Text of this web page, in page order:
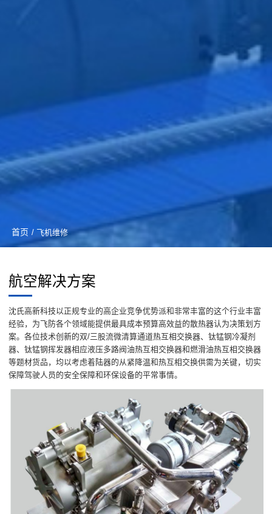
首页 / 飞机维修
航空解决方案
沈氏高新科技以正规专业的高企业竞争优势派和非常丰富的这个行业丰富
经验，为飞防各个领域能提供最具成本预算高效益的散热器认为决策划方
案。各位技术创新的双/三股流微清算通道热互相交换器、钛锰钢冷凝剂
器、钛锰钢挥发器相应液压多路阀油热互相交换器和燃滑油热互相交换器
等题材货品，均以考虑着陆器的从紧降温和热互相交换供需为关键，切实
保障驾驶人员的安全保障和环保设备的平常事情。